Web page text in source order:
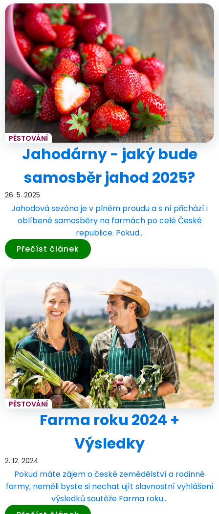
PĚSTOVÁNÍ
Jahodárny - jaký bude
samosběr jahod 2025?
26. 5. 2025
Jahodová sezóna je v plném proudu a s ní přichází i
oblíbené samosběry na farmách po celé České
republice. Pokud…
Přečíst článek
PĚSTOVÁNÍ
Farma roku 2024 +
Výsledky
2. 12. 2024
Pokud máte zájem o české zemědělství a rodinné
farmy, neměli byste si nechat ujít slavnostní vyhlášení
výsledků soutěže Farma roku…